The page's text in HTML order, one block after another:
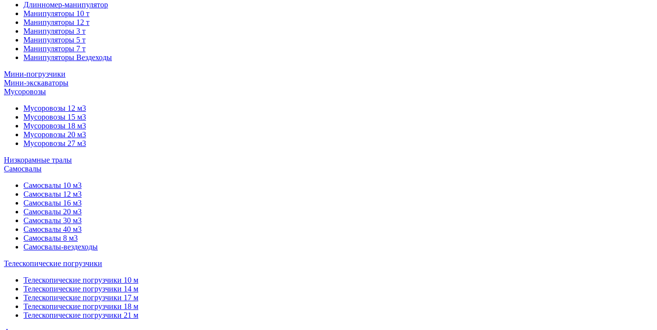
Длинномер-манипулятор
Манипуляторы 10 т
Манипуляторы 12 т
Манипуляторы 3 т
Манипуляторы 5 т
Манипуляторы 7 т
Манипуляторы Вездеходы
Мини-погрузчики
Мини-экскаваторы
Мусоровозы
Мусоровозы 12 м3
Мусоровозы 15 м3
Мусоровозы 18 м3
Мусоровозы 20 м3
Мусоровозы 27 м3
Низкорамные тралы
Самосвалы
Самосвалы 10 м3
Самосвалы 12 м3
Самосвалы 16 м3
Самосвалы 20 м3
Самосвалы 30 м3
Самосвалы 40 м3
Самосвалы 8 м3
Самосвалы-вездеходы
Телескопические погрузчики
Телескопические погрузчики 10 м
Телескопические погрузчики 14 м
Телескопические погрузчики 17 м
Телескопические погрузчики 18 м
Телескопические погрузчики 21 м